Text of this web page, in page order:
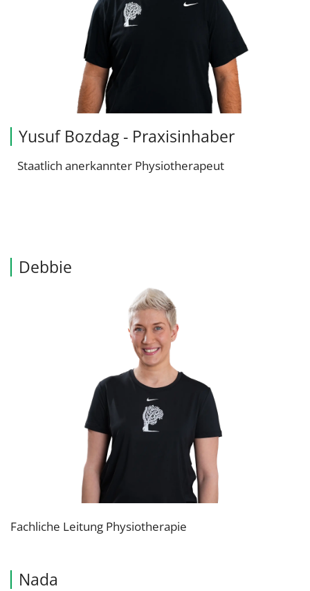
Yusuf Bozdag - Praxisinhaber
Staatlich anerkannter Physiotherapeut
Debbie
Fachliche Leitung Physiotherapie
Nada